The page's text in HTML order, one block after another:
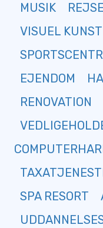
MUSIK
VISUEL KUNST
EJENDOM
RENOVATION
SPA RESORT